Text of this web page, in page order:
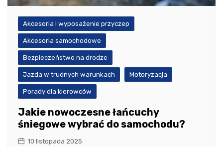
Akcesoria i wyposażenie przyczep
Akcesoria samochodowe
Bezpieczeństwo na drodze
Jazda w trudnych warunkach Motoryzacja
Porady dla kierowców
Jakie nowoczesne łańcuchy
śniegowe wybrać do samochodu?
10 listopada 2025